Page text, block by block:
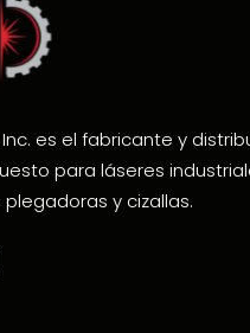
es el fabricante y
para láseres
y cizallas.